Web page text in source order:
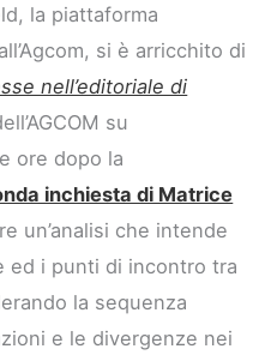
la piattaforma
si è arricchito di
nell’editoriale di
su
ore dopo la
inchiesta di Matrice
un’analisi che intende
ed i punti di incontro tra
la sequenza
e le divergenze nei